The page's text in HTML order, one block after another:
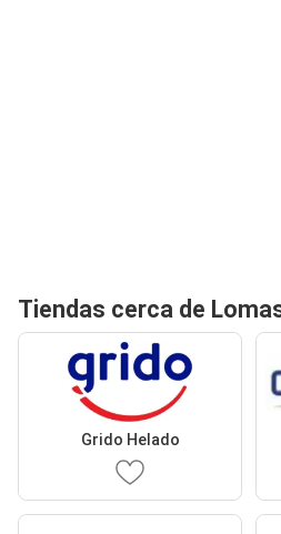
Tiendas cerca de
Grido Helado